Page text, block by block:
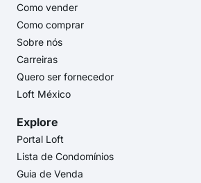
Como vender
Como comprar
Sobre nós
Carreiras
Quero ser fornecedor
Loft México
Explore
Portal Loft
Lista de Condomínios
Guia de Venda